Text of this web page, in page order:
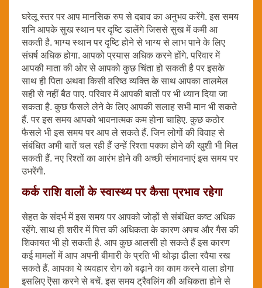
घरेलू स्तर पर आप मानसिक रुप से दबाव का अनुभव करेंगे. इस समय
शनि आपके सुख स्थान पर दृष्टि डालेंगे जिससे सुख में कमी आ
सकती है. भाग्य स्थान पर दृष्टि होने से भाग्य से लाभ पाने के लिए
संघर्ष अधिक होगा. आपको प्रयास अधिक करने होंगे. परिवार में
आपकी माता की ओर से आपको कुछ चिंता हो सकती है पर इसके
साथ ही पिता अथवा किसी वरिष्ठ व्यक्ति के साथ आपका तालमेल
सही से नहीं बैठ पाए. परिवार में आपकी बातों पर भी ध्यान दिया जा
सकता है. कुछ फैसले लेने के लिए आपकी सलाह सभी मान भी सकते
हैं. पर इस समय आपको भावनात्मक कम होना चाहिए. कुछ कठोर
फैसले भी इस समय पर आप ले सकते हैं. जिन लोगों की विवाह से
संबंधित अभी बातें चल रही हैं उन्हें रिश्ता पक्का होने की खुशी भी मिल
सकती हैं. नए रिश्तों का आरंभ होने की अच्छी संभावनाएं इस समय पर
उभरेंगी.
कर्क राशि वालों के स्वास्थ्य पर कैसा प्रभाव रहेगा
सेहत के संदर्भ में इस समय पर आपको जोड़ों से संबंधित कष्ट अधिक
रहेंगे. साथ ही शरीर में पित्त की अधिकता के कारण अपच और गैस की
शिकायत भी हो सकती है. आप कुछ आलसी हो सकते हैं इस कारण
कई मामलों में आप अपनी बीमारी के प्रति भी थोड़ा ढीला रवैया रख
सकते हैं. आपका ये व्यवहार रोग को बढ़ाने का काम करने वाला होगा
इसलिए ऎसा करने से बचें. इस समय ट्रैवलिंग की अधिकता होने से